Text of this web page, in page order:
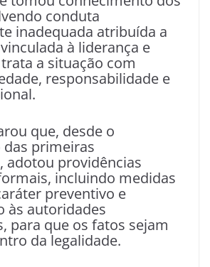
conduta
inadequada atribuída a
à liderança e
a situação com
responsabilidade e
que, desde o
primeiras
adotou providências
incluindo medidas
preventivo e
às autoridades
para que os fatos sejam
da legalidade.